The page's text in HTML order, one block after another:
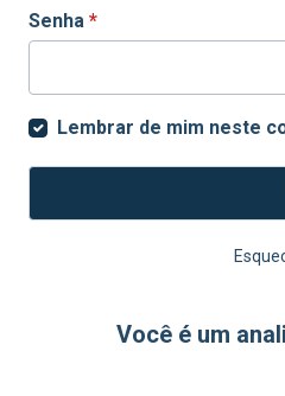
Senha *
Lembrar de mim neste
Você é um